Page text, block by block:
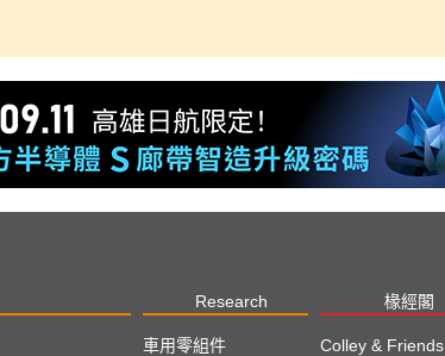
Research 椽經閣
車用零組件
Colley & Friends